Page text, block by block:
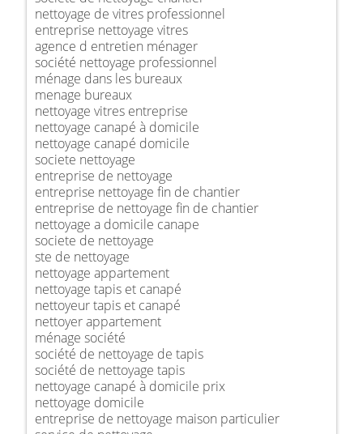
nettoyage de vitres professionnel
entreprise nettoyage vitres
agence d entretien ménager
société nettoyage professionnel
ménage dans les bureaux
menage bureaux
nettoyage vitres entreprise
nettoyage canapé à domicile
nettoyage canapé domicile
societe nettoyage
entreprise de nettoyage
entreprise nettoyage fin de chantier
entreprise de nettoyage fin de chantier
nettoyage a domicile canape
societe de nettoyage
ste de nettoyage
nettoyage appartement
nettoyage tapis et canapé
nettoyeur tapis et canapé
nettoyer appartement
ménage société
société de nettoyage de tapis
société de nettoyage tapis
nettoyage canapé à domicile prix
nettoyage domicile
entreprise de nettoyage maison particulier